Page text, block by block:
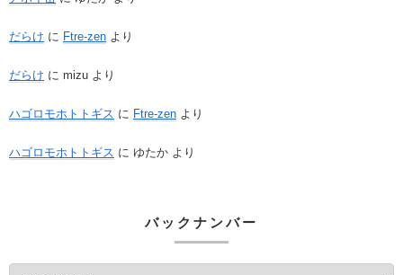
だらけ に Ftre-zen より
だらけ に mizu より
ハゴロモホトトギス に Ftre-zen より
ハゴロモホトトギス に ゆたか より
バックナンバー